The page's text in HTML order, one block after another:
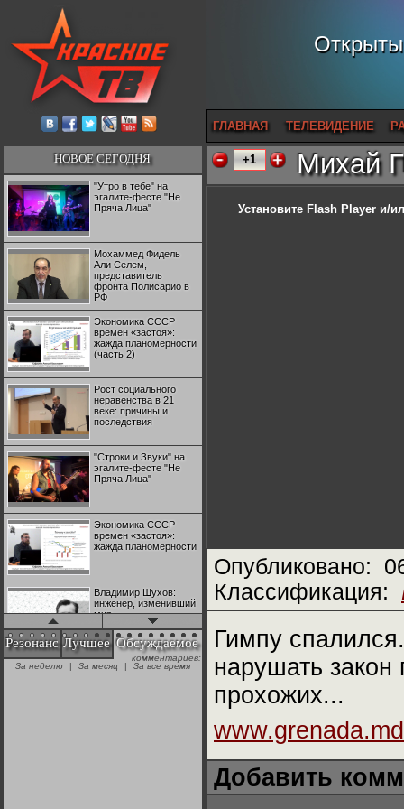
ГЛАВНАЯ ТЕЛЕВИДЕНИЕ
НОВОЕ СЕГОДНЯ
"Утро в тебе" на
эгалите-фесте "Не
Пряча Лица"
Мохаммед Фидель
Али Селем,
представитель
фронта Полисарио в
РФ
Экономика СССР
времен «застоя»:
жажда планомерности
(часть 2)
Рост социального
неравенства в 21
веке: причины и
последствия
"Строки и Звуки" на
эгалите-фесте "Не
Пряча Лица"
Экономика СССР
времен «застоя»:
жажда планомерности
Владимир Шухов:
инженер, изменивший
мир
"Аркадий Коц" на
эгалите-фесте "Не
Резонанс Лучшее Обсуждаемое
комментариев:
За неделю
| За месяц | За все время
+1 Михай
Установите Flash Player и/
Опубликовано:
Классификация:
Гимпу
нарушать
прохожих...
www.grenada.md
Добавить